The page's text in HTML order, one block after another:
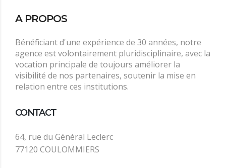
A PROPOS
Bénéficiant d'une expérience de 30 années, notre
agence est volontairement pluridisciplinaire, avec la
vocation principale de toujours améliorer la
visibilité de nos partenaires, soutenir la mise en
relation entre ces institutions.
CONTACT
64, rue du Général Leclerc
77120 COULOMMIERS